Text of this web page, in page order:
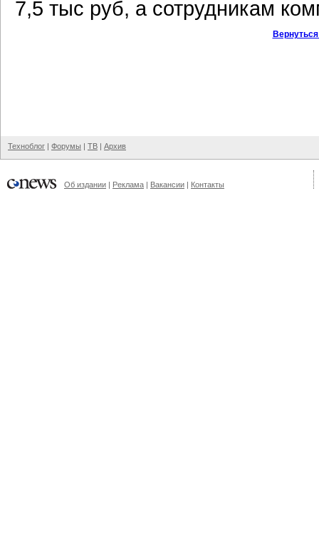
7,5 тыс руб, а сотрудникам
Техноблог | Форумы | ТВ | Архив
Об издании | Реклама | Вакансии | Контакты